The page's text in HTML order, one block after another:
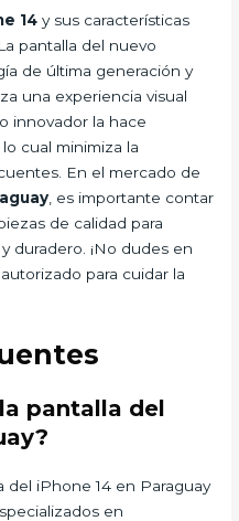
14 y sus características
pantalla del nuevo
de última generación y
una experiencia visual
innovador la hace
cual minimiza la
En el mercado de
, es importante contar
de calidad para
duradero. ¡No dudes en
para cuidar la
pantalla del
del iPhone 14 en Paraguay
en